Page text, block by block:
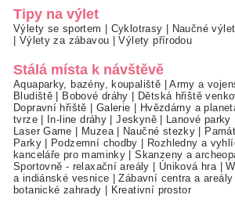
Tipy na výlet
Výlety se sportem Cyklotrasy Naučné
Výlety za zábavou |Výlety přírodou
Stálá místa k návštěvě
Aquaparky, bazény, koupaliště |Army a
Bludiště
Bobové dráhy Dětská hřiště
Dopravní hřiště
Galerie Hvězdárny a
tvrze| In-line dráhy |Jeskyně| Lanové parky
Laser Game
Muzea| Naučné stezky
Parky| Podzemní chodby Rozhledny a
kanceláře pro maminky |Skanzeny a
Sportovně - relaxační areály
Úniková hra |
a indiánské vesnice |Zábavní centra a areály
botanické zahrady
Kreativní prostor